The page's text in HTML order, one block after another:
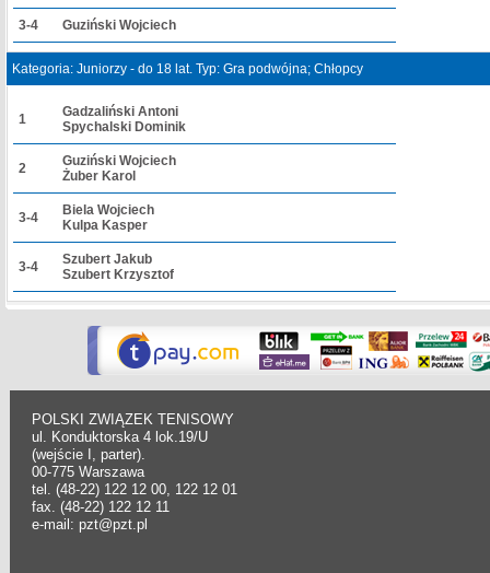
3-4 Guziński Wojciech
Kategoria: Juniorzy - do 18 lat. Typ: Gra podwójna; Chłopcy
1
Gadzaliński Antoni
Spychalski Dominik
2
Guziński Wojciech
Żuber Karol
3-4
Biela Wojciech
Kulpa Kasper
3-4
Szubert Jakub
Szubert Krzysztof
POLSKI ZWIĄZEK TENISOWY
ul. Konduktorska 4 lok.19/U
(wejście I, parter).
00-775 Warszawa
tel. (48-22) 122 12 00, 122 12 01
fax. (48-22) 122 12 11
e-mail: pzt@pzt.pl